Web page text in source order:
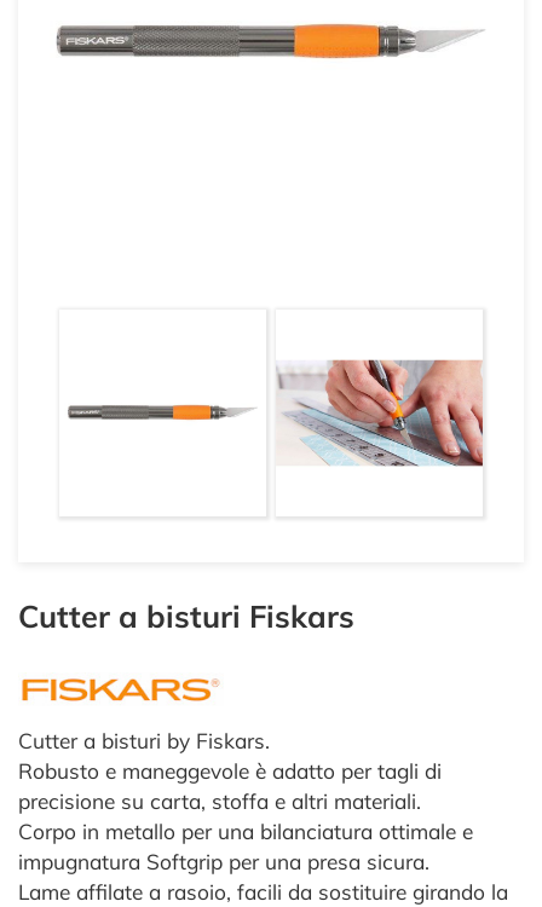
Cutter a bisturi Fiskars
Cutter a bisturi by Fiskars.
Robusto e maneggevole è adatto per tagli di
precisione su carta, stoffa e altri materiali.
Corpo in metallo per una bilanciatura ottimale e
impugnatura Softgrip per una presa sicura.
Lame affilate a rasoio, facili da sostituire girando la